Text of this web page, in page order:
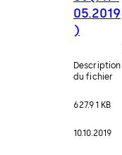
05.2019
)
Description
du fichier
627.91 KB
10.10.2019